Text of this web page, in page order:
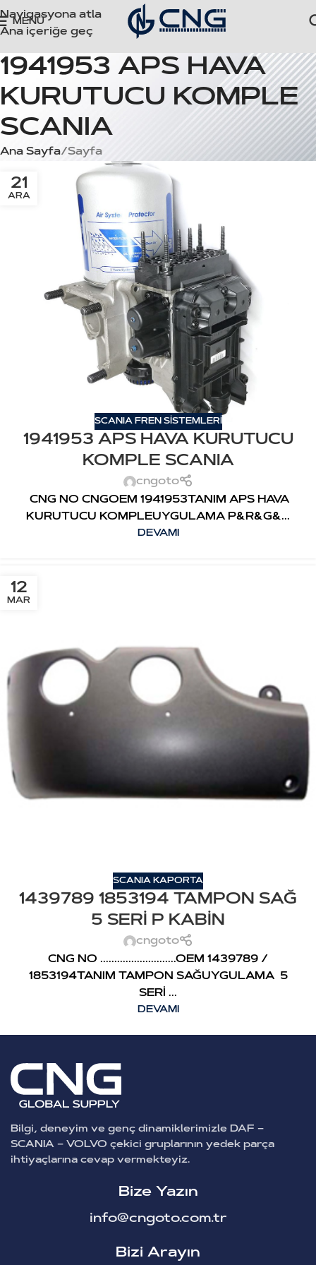
Navigasyona atla
Ana içeriğe geç
MENÜ
1941953 APS HAVA
KURUTUCU KOMPLE
SCANIA
Ana Sayfa Sayfa
21
ARA
SCANIA FREN SİSTEMLERİ
1941953 APS HAVA KURUTUCU
KOMPLE SCANIA
cngoto
CNG NO CNGOEM 1941953TANIM APS HAVA
KURUTUCU KOMPLEUYGULAMA P&R&G&...
DEVAMI
12
MAR
SCANIA KAPORTA
1439789 1853194 TAMPON SAĞ
5 SERİ P KABİN
cngoto
CNG NO ...........................OEM 1439789 /
1853194TANIM TAMPON SAĞUYGULAMA 5
SERİ ...
DEVAMI
Bilgi, deneyim ve genç dinamiklerimizle DAF –
SCANIA – VOLVO çekici gruplarının yedek parça
ihtiyaçlarına cevap vermekteyiz.
Bize Yazın
info@cngoto.com.tr
Bizi Arayın